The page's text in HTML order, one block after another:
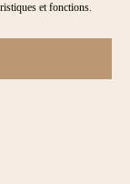
et fonctions.